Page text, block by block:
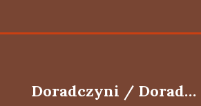
Doradczyni / Doradca Techniczno-Handlowy